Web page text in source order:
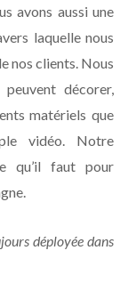
avons aussi une
laquelle nous
nos clients. Nous
décorer,
matériels que
vidéo. Notre
qu’il faut pour
déployée dans